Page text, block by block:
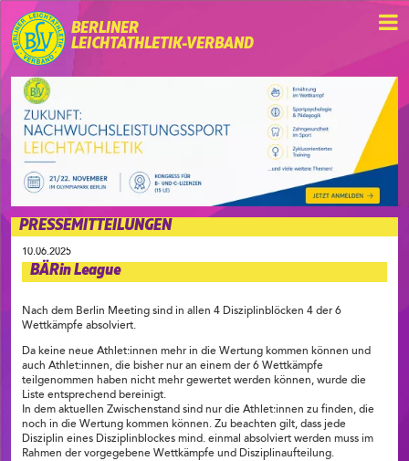
BERLINER
LEICHTATHLETIK-VERBAND
PRESSEMITTEILUNGEN
10.06.2025
BÄRin League
Nach dem Berlin Meeting sind in allen 4 Disziplinblöcken 4 der 6
Wettkämpfe absolviert.
Da keine neue Athlet:innen mehr in die Wertung kommen können und
auch Athlet:innen, die bisher nur an einem der 6 Wettkämpfe
teilgenommen haben nicht mehr gewertet werden können, wurde die
Liste entsprechend bereinigt.
In dem aktuellen Zwischenstand sind nur die Athlet:innen zu finden, die
noch in die Wertung kommen können. Zu beachten gilt, dass jede
Disziplin eines Disziplinblockes mind. einmal absolviert werden muss im
Rahmen der vorgegebene Wettkämpfe und Disziplinaufteilung.